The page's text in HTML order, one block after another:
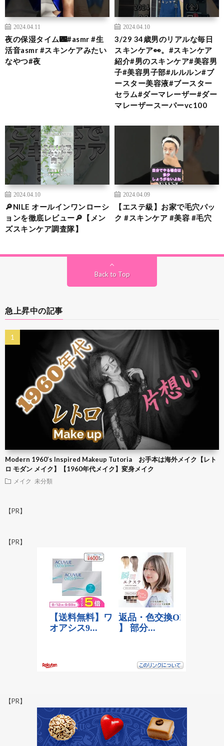
2024.04.11
夜の保湿タイム🌃#asmr #生
活音asmr #スキンケアみたい
なやつ#夜
2024.04.10
3/29 34歳男のリアルな毎日
スキンケア👀。#スキンケア
紹介#男のスキンケア#美容男
子#美容男子部#ルルルン#ブ
ースター美容液#ブースター
セラム#ダーマレーザー#ダー
マレーザースーパーvc100
2024.04.10
🔎NILE オールインワンローシ
ョンを徹底レビュー🔎【メン
ズスキンケア調査隊】
2024.04.09
【エステ級】お家で毛穴パッ
ク #スキンケア #美容 #毛穴
Back to Top
急上昇中の記事
Modern 1960’s Inspired Makeup Tutoria お手本は海外メイク【レト
ロ モダン メイク】【1960年代メイク】変身メイク
メイク 未分類
【PR】
【PR】
【PR】